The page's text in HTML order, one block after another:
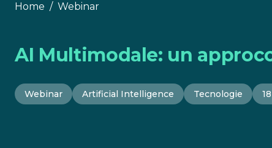
Home / Webinar
AI Multimodale: un
Webinar Artificial Intelligence Tecnologie